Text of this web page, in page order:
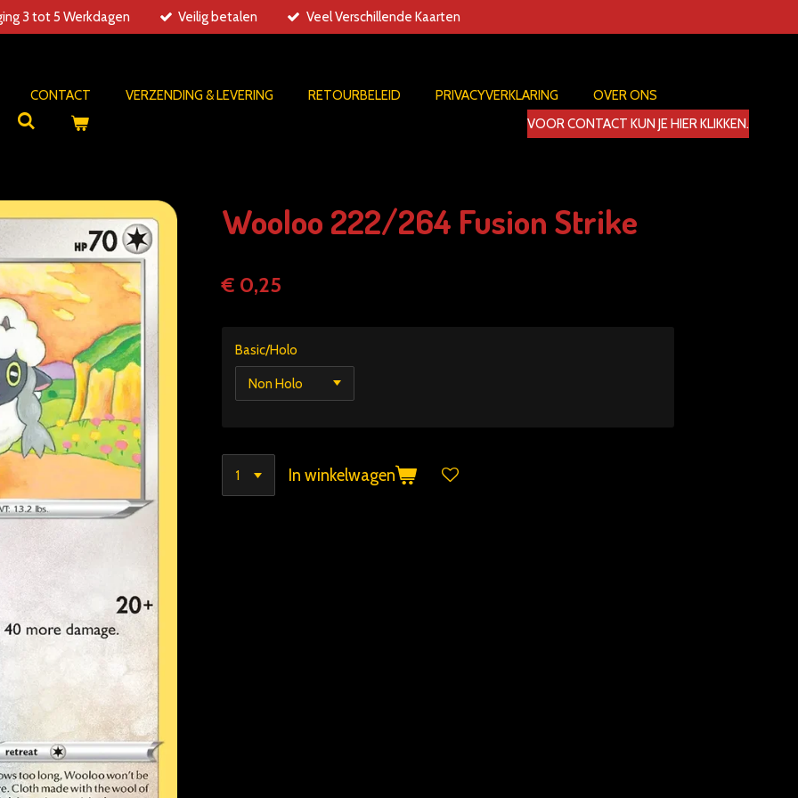
3 tot 5 Werkdagen Veilig betalen Veel Verschillende Kaarten
CONTACT VERZENDING & LEVERING RETOURBELEID PRIVACYVERKLARING
OVER ONS
VOOR CONTACT KUN JE HIER KLIKKEN.
Wooloo 222/264 Fusion Strike
€ 0,25
Basic/Holo
In winkelwagen